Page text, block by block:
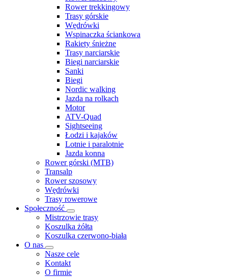
Rower trekkingowy
Trasy górskie
Wędrówki
Wspinaczka ściankowa
Rakiety śnieżne
Trasy narciarskie
Biegi narciarskie
Sanki
Biegi
Nordic walking
Jazda na rolkach
Motor
ATV-Quad
Sightseeing
Łodzi i kajaków
Lotnie i paralotnie
Jazda konna
Rower górski (MTB)
Transalp
Rower szosowy
Wędrówki
Trasy rowerowe
Społeczność
Mistrzowie trasy
Koszulka żółta
Koszulka czerwono-biała
O nas
Nasze cele
Kontakt
O firmie